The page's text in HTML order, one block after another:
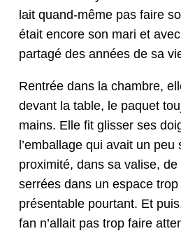
lait quand-même pas faire
était encore son mari et
partagé des années de sa
Ren­trée dans la cham­bre,
devant la table, le paquet
mains. Elle fit gliss­er ses
l’emballage qui avait un peu
prox­im­ité, dans sa valise,
ser­rées dans un espace
présentable pour­tant. Et
fan n’al­lait pas trop faire